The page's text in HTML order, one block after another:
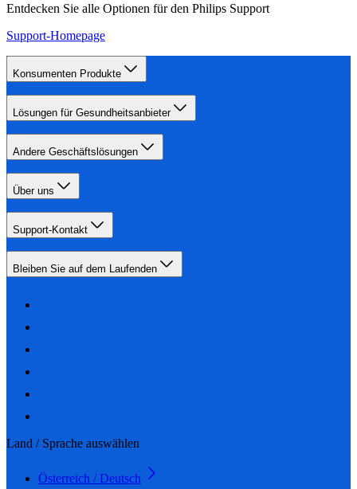
Entdecken Sie alle Optionen für den Philips Support
Support-Homepage
Konsumenten Produkte
Lösungen für Gesundheitsanbieter
Andere Geschäftslösungen
Über uns
Support-Kontakt
Bleiben Sie auf dem Laufenden
Land / Sprache auswählen
Österreich / Deutsch